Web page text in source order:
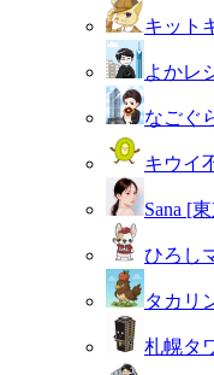
キット
よかレ
なごぐ
キウイ
Sana [
ひろし
タカリ
札幌タ